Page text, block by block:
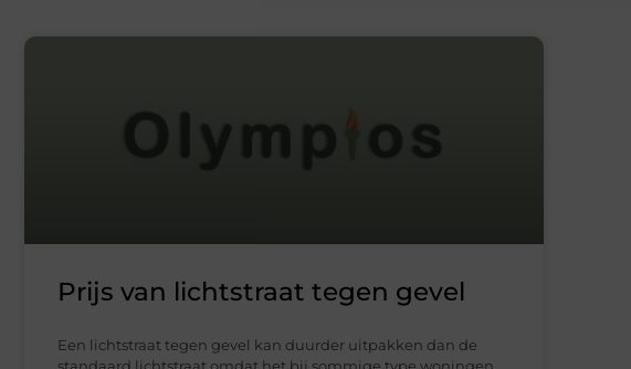
Prijs van lichtstraat tegen gevel
Een lichtstraat tegen gevel kan duurder uitpakken dan de